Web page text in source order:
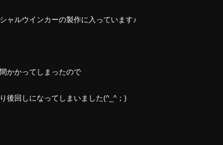
ャルウインカーの製作に入っています♪
かかってしまったので
後回しになってしまいました(^_^；)